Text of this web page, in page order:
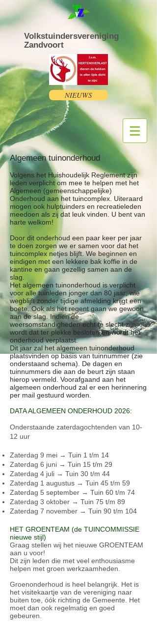
Volkstuindersvereniging
Zandvoort
NIEUWS
Algemeen tuinonderhoud
Volgens het Huishoudelijk Reglement zijn
leden verplicht om mee te helpen met het
Algemeen (gemeenschappelijke)
Onderhoud aan het tuincomplex. Uiteraard
mogen ook hulptuinders en recreatieleden
meedoen als zij dat leuk vinden. U bent van
harte welkom!
Door dit onderhoud een paar keer per jaar
te doen zorgen we er samen voor dat het
tuincomplex netjes blijft. We beginnen en
eindigen met een lekkere bak koffie in de
kantine en gaan gezellig samen aan de
slag.
Het algemeen tuinonderhoud is verplicht
voor alle tuinleden jonger dan 80 jaar; wie
wegblijft zonder tijdige afmelding krijgt een
boete. Ook als het regent gaan we gewoon
aan de slag. Indien de
weersomstandigheden echt te slecht zijn
wordt dat ter plekke besloten en wordt het
onderhoud verplaatst.
Dit jaar zal het algemeen tuinonderhoud
plaatsvinden op basis van tuinnummer (zie
onderstaand schema). De dagen en
tuinnummers die aan de beurt zijn staan
hierop vermeld. Voorafgaand aan het
algemeen onderhoud zal er een herinnering
per mail gestuurd worden.
DATA ALGEMEEN ONDERHOUD 2026:
Onderstaande zaterdagochtenden van 10-
12 uur
Zaterdag 9 mei → Tuin 1 t/m 14
Zaterdag 6 juni → Tuin 15 t/m 29
Zaterdag 4 juli → Tuin 30 t/m 44
Zaterdag 1 augustus → Tuin 45 t/m 59
Zaterdag 5 september → Tuin 60 t/m 74
Zaterdag 3 oktober → Tuin 75 t/m 89
Zaterdag 7 november → Tuin 90 t/m 104
HET GROENTEAM (de TUINCOMMISSIE
nieuwe stijl)
Graag stellen wij het nieuwe GROENTEAM
aan u voor!
Dit zijn leden die met veel enthousiasme
helpen met groen werkzaamheden.
Groenonderhoud is heel belangrijk. Het is
het visitekaartje van de vereniging naar
buiten toe, óók richting de Gemeente. Het
moet dan ook regelmatig en goed
gebeuren.